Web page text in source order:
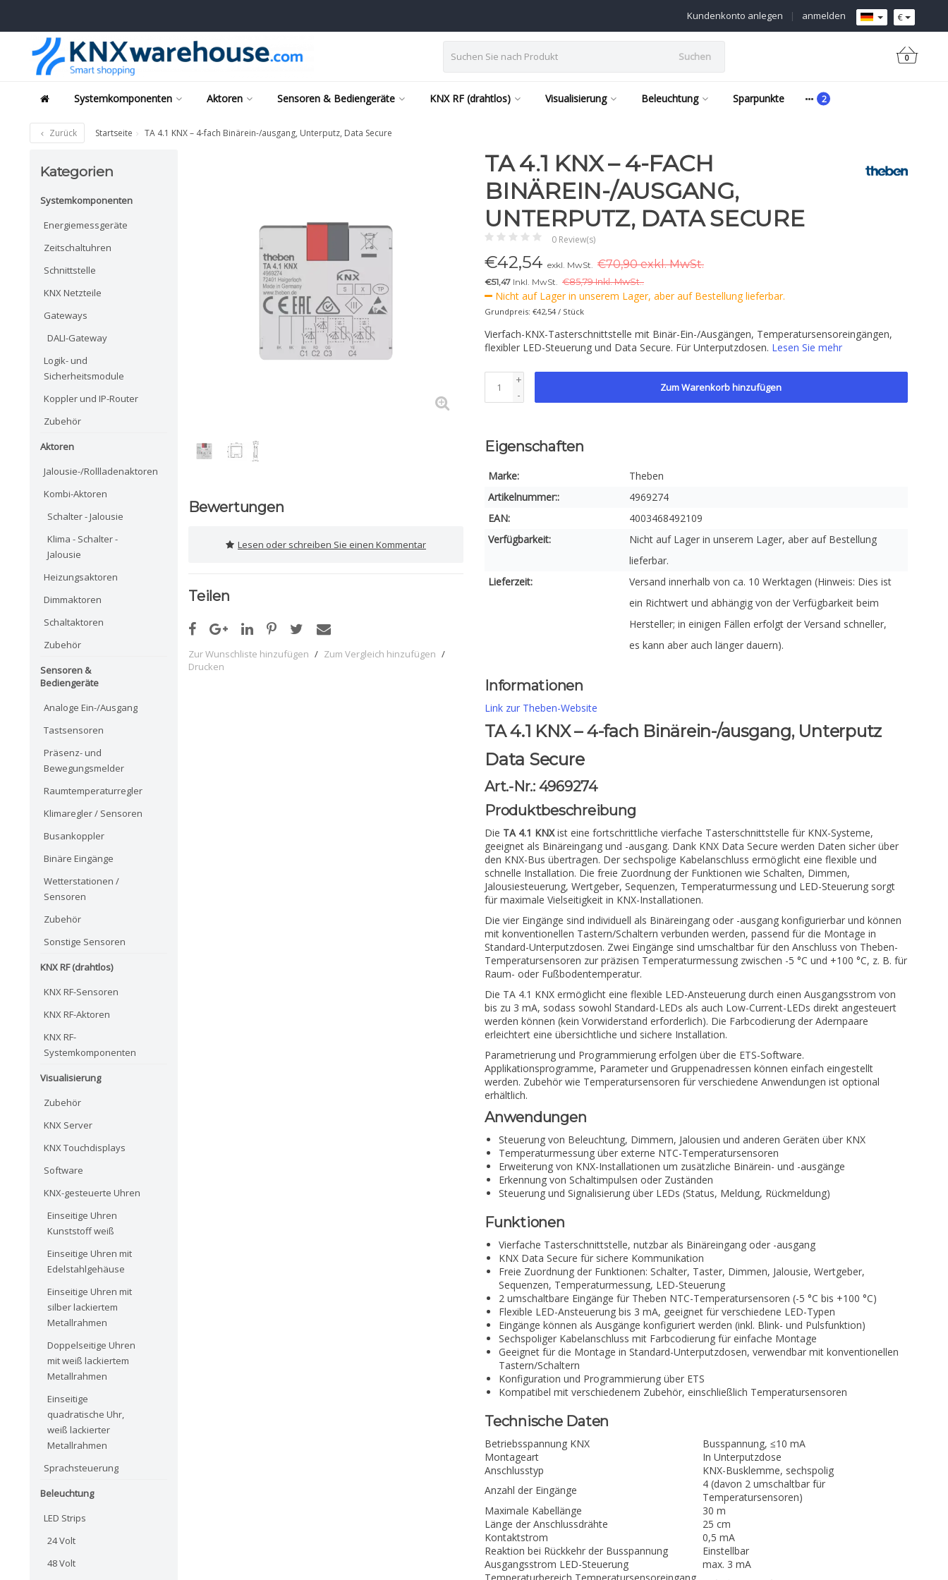
€
anmelden
|
Kundenkonto anlegen
Suchen 0
Systemkomponenten Aktoren Sensoren & Bediengeräte KNX RF (drahtlos) Visualisierung Beleuchtung Sparpunkte
Zurück Startseite TA 4.1 KNX – 4-fach Binärein-/ausgang, Unterputz, Data Secure
Kategorien
Systemkomponenten
Energiemessgeräte
Zeitschaltuhren
Schnittstelle
KNX Netzteile
Gateways
DALI-Gateway
Logik- und
Sicherheitsmodule
Koppler und IP-Router
Zubehör
Aktoren
Jalousie-/Rollladenaktoren
Kombi-Aktoren
Schalter - Jalousie
Klima - Schalter -
Jalousie
Heizungsaktoren
Dimmaktoren
Schaltaktoren
Zubehör
Sensoren &
Bediengeräte
Analoge Ein-/Ausgang
Tastsensoren
Präsenz- und
Bewegungsmelder
Raumtemperaturregler
Klimaregler / Sensoren
Busankoppler
Binäre Eingänge
Wetterstationen /
Sensoren
Zubehör
Sonstige Sensoren
KNX RF (drahtlos)
KNX RF-Sensoren
KNX RF-Aktoren
KNX RF-
Systemkomponenten
Visualisierung
Zubehör
KNX Server
KNX Touchdisplays
Software
KNX-gesteuerte Uhren
Einseitige Uhren
Kunststoff weiß
Einseitige Uhren mit
Edelstahlgehäuse
Einseitige Uhren mit
silber lackiertem
Metallrahmen
Doppelseitige Uhren
mit weiß lackiertem
Metallrahmen
Einseitige
quadratische Uhr,
weiß lackierter
Metallrahmen
Sprachsteuerung
Beleuchtung
LED Strips
24 Volt
48 Volt
Bewertungen
Lesen oder schreiben Sie einen Kommentar
Teilen
Zur Wunschliste hinzufügen / Zum Vergleich hinzufügen /
Drucken
TA 4.1 KNX – 4-FACH
BINÄREIN-/AUSGANG,
UNTERPUTZ, DATA SECURE
0 Review(s)
€42,54 exkl. MwSt. €70,90 exkl. MwSt.
€51,47 Inkl. MwSt. €85,79 Inkl. MwSt..
Nicht auf Lager in unserem Lager, aber auf Bestellung lieferbar.
Grundpreis: €42,54 / Stück
Vierfach-KNX-Tasterschnittstelle mit Binär-Ein-/Ausgängen, Temperatursensoreingängen,
flexibler LED-Steuerung und Data Secure. Für Unterputzdosen. Lesen Sie mehr
+
-
Zum Warenkorb hinzufügen
Eigenschaften
Marke:
Theben
Artikelnummer::
4969274
EAN:
4003468492109
Verfügbarkeit:
Nicht auf Lager in unserem Lager, aber auf Bestellung
lieferbar.
Lieferzeit:
Versand innerhalb von ca. 10 Werktagen (Hinweis: Dies ist
ein Richtwert und abhängig von der Verfügbarkeit beim
Hersteller; in einigen Fällen erfolgt der Versand schneller,
es kann aber auch länger dauern).
Informationen
Link zur Theben-Website
TA 4.1 KNX – 4-fach Binärein-/ausgang, Unterputz
Data Secure
Art.-Nr.: 4969274
Produktbeschreibung
Die TA 4.1 KNXist eine fortschrittliche vierfache Tasterschnittstelle für KNX-Systeme,
geeignet als Binäreingang und -ausgang. Dank KNX Data Secure werden Daten sicher über
den KNX-Bus übertragen. Der sechspolige Kabelanschluss ermöglicht eine flexible und
schnelle Installation. Die freie Zuordnung der Funktionen wie Schalten, Dimmen,
Jalousiesteuerung, Wertgeber, Sequenzen, Temperaturmessung und LED-Steuerung sorgt
für maximale Vielseitigkeit in KNX-Installationen.
Die vier Eingänge sind individuell als Binäreingang oder -ausgang konfigurierbar und können
mit konventionellen Tastern/Schaltern verbunden werden, passend für die Montage in
Standard-Unterputzdosen. Zwei Eingänge sind umschaltbar für den Anschluss von Theben-
Temperatursensoren zur präzisen Temperaturmessung zwischen -5 °C und +100 °C, z. B. für
Raum- oder Fußbodentemperatur.
Die TA 4.1 KNX ermöglicht eine flexible LED-Ansteuerung durch einen Ausgangsstrom von
bis zu 3 mA, sodass sowohl Standard-LEDs als auch Low-Current-LEDs direkt angesteuert
werden können (kein Vorwiderstand erforderlich). Die Farbcodierung der Adernpaare
erleichtert eine übersichtliche und sichere Installation.
Parametrierung und Programmierung erfolgen über die ETS-Software.
Applikationsprogramme, Parameter und Gruppenadressen können einfach eingestellt
werden. Zubehör wie Temperatursensoren für verschiedene Anwendungen ist optional
erhältlich.
Anwendungen
Steuerung von Beleuchtung, Dimmern, Jalousien und anderen Geräten über KNX
Temperaturmessung über externe NTC-Temperatursensoren
Erweiterung von KNX-Installationen um zusätzliche Binärein- und -ausgänge
Erkennung von Schaltimpulsen oder Zuständen
Steuerung und Signalisierung über LEDs (Status, Meldung, Rückmeldung)
Funktionen
Vierfache Tasterschnittstelle, nutzbar als Binäreingang oder -ausgang
KNX Data Secure für sichere Kommunikation
Freie Zuordnung der Funktionen: Schalter, Taster, Dimmen, Jalousie, Wertgeber,
Sequenzen, Temperaturmessung, LED-Steuerung
2 umschaltbare Eingänge für Theben NTC-Temperatursensoren (-5 °C bis +100 °C)
Flexible LED-Ansteuerung bis 3 mA, geeignet für verschiedene LED-Typen
Eingänge können als Ausgänge konfiguriert werden (inkl. Blink- und Pulsfunktion)
Sechspoliger Kabelanschluss mit Farbcodierung für einfache Montage
Geeignet für die Montage in Standard-Unterputzdosen, verwendbar mit konventionellen
Tastern/Schaltern
Konfiguration und Programmierung über ETS
Kompatibel mit verschiedenem Zubehör, einschließlich Temperatursensoren
Technische Daten
Betriebsspannung KNX
Busspannung, ≤10 mA
Montageart
In Unterputzdose
Anschlusstyp
KNX-Busklemme, sechspolig
Anzahl der Eingänge
4 (davon 2 umschaltbar für
Temperatursensoren)
Maximale Kabellänge
30 m
Länge der Anschlussdrähte
25 cm
Kontaktstrom
0,5 mA
Reaktion bei Rückkehr der Busspannung
Einstellbar
Ausgangsstrom LED-Steuerung
max. 3 mA